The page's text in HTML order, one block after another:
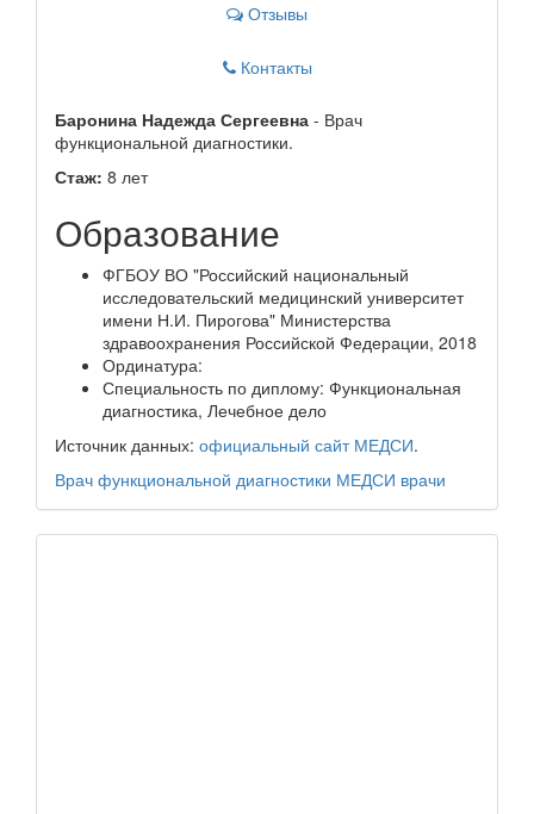
Отзывы
Контакты
Баронина Надежда Сергеевна - Врач
функциональной диагностики.
Стаж: 8 лет
Образование
ФГБОУ ВО "Российский национальный
исследовательский медицинский университет
имени Н.И. Пирогова" Министерства
здравоохранения Российской Федерации, 2018
Ординатура:
Специальность по диплому: Функциональная
диагностика, Лечебное дело
Источник данных: официальный сайт МЕДСИ.
Врач функциональной диагностики МЕДСИ врачи